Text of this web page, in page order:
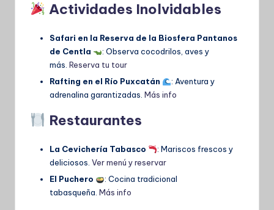
Actividades Inolvidables
Safari en la Reserva de la Biosfera Pantanos
de Centla
: Observa cocodrilos, aves y
más. Reserva tu tour
Rafting en el Río Puxcatán
: Aventura y
adrenalina garantizadas. Más info
Restaurantes
La Cevichería Tabasco
: Mariscos frescos y
deliciosos. Ver menú y reservar
El Puchero
: Cocina tradicional
tabasqueña. Más info